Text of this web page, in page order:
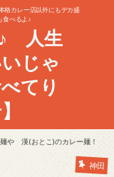
格カレー店以外にもデカ盛
食べるよ♪
♪ 人生
じゃ
てり
麺や 漢(おとこ)のカレー麺！
神田